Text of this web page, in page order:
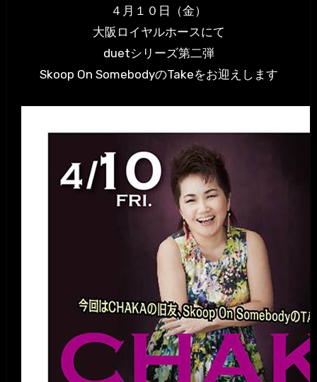
４月１０日（金）
大阪ロイヤルホースにて
duetシリーズ第二弾
Skoop On SomebodyのTakeをお迎えします